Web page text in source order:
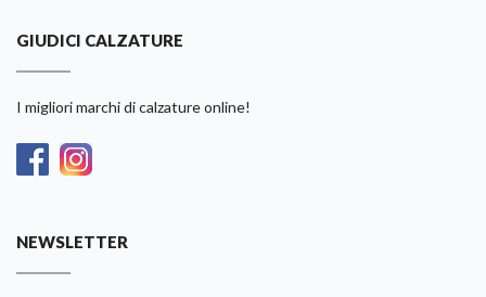
GIUDICI CALZATURE
I migliori marchi di calzature online!
NEWSLETTER